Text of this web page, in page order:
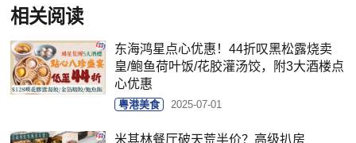
相关阅读
东海鸿星点心优惠！44折叹黑松露烧卖
皇/鲍鱼荷叶饭/花胶灌汤饺，附3大酒楼点
心优惠
粤港美食 2025-07-01
米其林餐厅破天荒半价？高级扒房